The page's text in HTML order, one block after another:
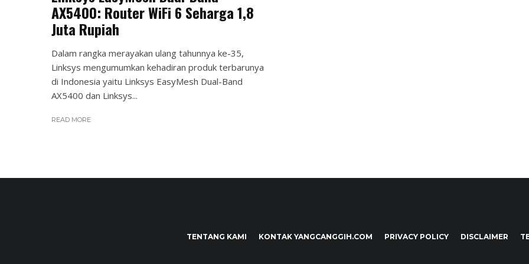
AX5400: Router WiFi 6 Seharga 1,8
Juta Rupiah
Dalam rangka merayakan ulang tahunnya ke-35,
Linksys mengumumkan kehadiran produk terbarunya
di Indonesia yaitu Linksys EasyMesh Dual-Band
AX5400 dan Linksys...
READ MORE
TENTANG KAMI KONTAK YANGCANGGIH.COM PRIVACY POLICY DISCLAIMER